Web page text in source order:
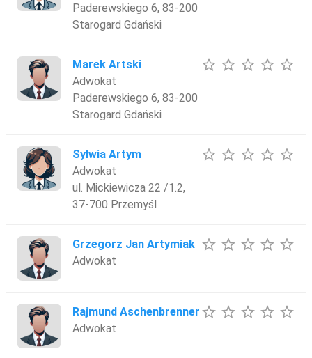
Paderewskiego 6, 83-200
Starogard Gdański
Marek Artski
Adwokat
Paderewskiego 6, 83-200
Starogard Gdański
star_border star_border star_border star_border star_border
Sylwia Artym
Adwokat
ul. Mickiewicza 22 /1.2,
37-700 Przemyśl
star_border star_border star_border star_border star_border
Grzegorz Jan Artymiak
Adwokat
star_border star_border star_border star_border star_border
Rajmund Aschenbrenner
Adwokat
star_border star_border star_border star_border star_border